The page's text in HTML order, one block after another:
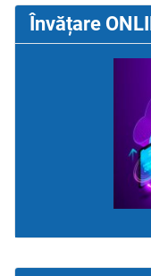
Învățare